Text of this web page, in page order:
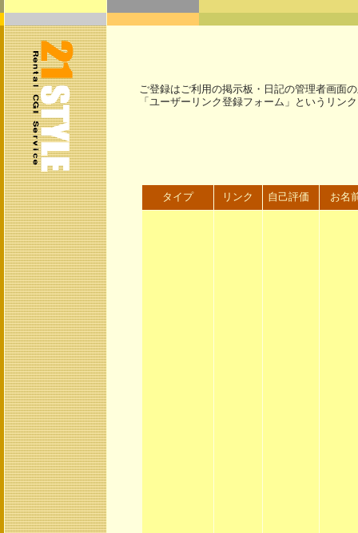
ご登録はご利用の掲示板・日記の管理者画面
「ユーザーリンク登録フォーム」というリン
タイプ リンク 自己評価 お名